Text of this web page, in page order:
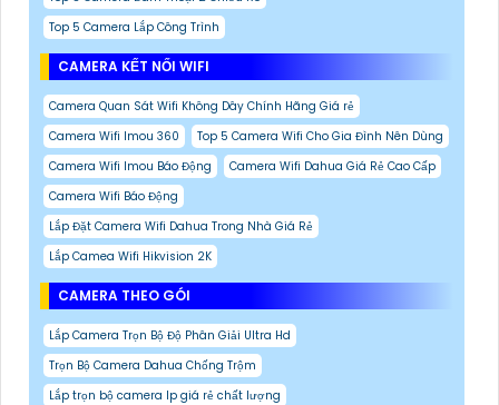
Top 5 Camera Lắp Công Trình
CAMERA KẾT NỐI WIFI
Camera Quan Sát Wifi Không Dây Chính Hãng Giá rẻ
Camera Wifi Imou 360
Top 5 Camera Wifi Cho Gia Đình Nên Dùng
Camera Wifi Imou Báo Động
Camera Wifi Dahua Giá Rẻ Cao Cấp
Camera Wifi Báo Động
Lắp Đặt Camera Wifi Dahua Trong Nhà Giá Rẻ
Lắp Camea Wifi Hikvision 2K
CAMERA THEO GÓI
Lắp Camera Trọn Bộ Độ Phân Giải Ultra Hd
Trọn Bộ Camera Dahua Chống Trộm
Lắp trọn bộ camera Ip giá rẻ chất lượng